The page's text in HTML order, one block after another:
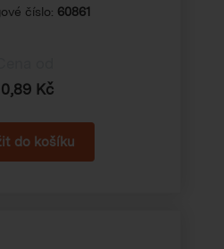
číslo: 60861
Kč